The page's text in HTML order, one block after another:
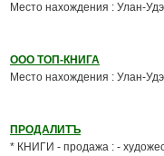
Место нахождения : Улан-Удэ
ООО ТОП-КНИГА
Место нахождения : Улан-Удэ
ПРОДАЛИТЪ
* КНИГИ - продажа : -